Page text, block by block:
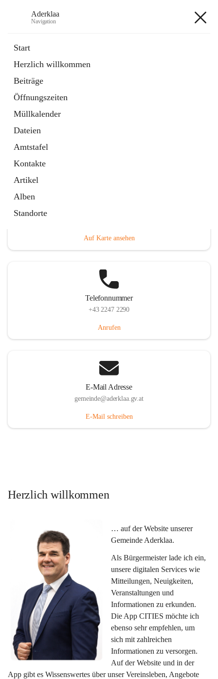
Aderklaa
Navigation
Start
Herzlich willkommen
Beiträge
Öffnungszeiten
Müllkalender
Dateien
Amtstafel
Kontakte
Artikel
Alben
Standorte
6 Schnellzugriffe
Gemeinde
3 Schnellzugriffe
Auf Karte ansehen
Telefonnummer
+43 2247 2290
Anrufen
E-Mail Adresse
gemeinde@aderklaa.gv.at
E-Mail schreiben
Herzlich willkommen
… auf der Website unserer
Gemeinde Aderklaa.
Als Bürgermeister lade ich ein,
unsere digitalen Services wie
Mitteilungen, Neuigkeiten,
Veranstaltungen und
Informationen zu erkunden.
Die App CITIES möchte ich
ebenso sehr empfehlen, um
sich mit zahlreichen
Informationen zu versorgen.
Auf der Website und in der
App gibt es Wissenswertes über unser Vereinsleben, Angebote